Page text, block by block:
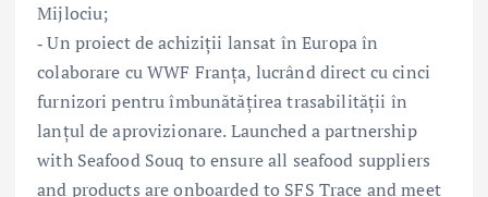
Mijlociu;
‑ Un proiect de achiziții lansat în Europa în
colaborare cu WWF Franța, lucrând direct cu cinci
furnizori pentru îmbunătățirea trasabilității în
lanțul de aprovizionare. Launched a partnership
with Seafood Souq to ensure all seafood suppliers
and products are onboarded to SFS Trace and meet